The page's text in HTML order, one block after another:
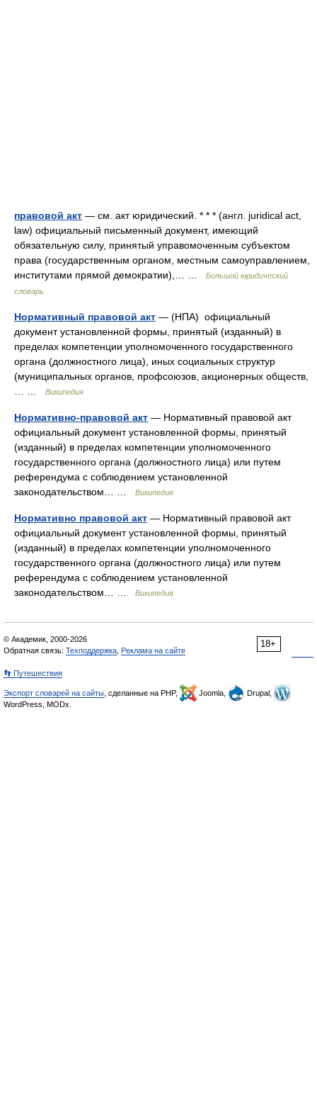
правовой акт — см. акт юридический. * * * (англ. juridical act,
law) официальный письменный документ, имеющий
обязательную силу, принятый управомоченным субъектом
права (государственным органом, местным самоуправлением,
институтами прямой демократии),… …
Большой юридический
словарь
Нормативный правовой акт — (НПА) официальный
документ установленной формы, принятый (изданный) в
пределах компетенции уполномоченного государственного
органа (должностного лица), иных социальных структур
(муниципальных органов, профсоюзов, акционерных обществ,
Википедия
Нормативно-правовой акт — Нормативный правовой акт
официальный документ установленной формы, принятый
(изданный) в пределах компетенции уполномоченного
государственного органа (должностного лица) или путем
референдума с соблюдением установленной
законодательством… …
Википедия
Нормативно правовой акт — Нормативный правовой акт
официальный документ установленной формы, принятый
(изданный) в пределах компетенции уполномоченного
государственного органа (должностного лица) или путем
референдума с соблюдением установленной
законодательством… …
Википедия
18+
© Академик, 2000-2026
Обратная связь: Техподдержка Реклама на сайте
👣 Путешествия
Экспорт словарей на сайты , сделанные на PHP, Joomla,
Drupal,
WordPress, MODx.